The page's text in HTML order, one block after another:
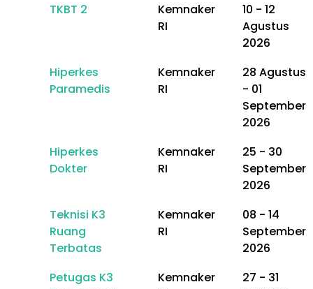
TKBT 2
Kemnaker
RI
10 - 12
Agustus
2026
Hiperkes
Paramedis
Kemnaker
RI
28 Agustus
- 01
September
2026
Hiperkes
Dokter
Kemnaker
RI
25 - 30
September
2026
Teknisi K3
Ruang
Terbatas
Kemnaker
RI
08 - 14
September
2026
Petugas K3
Kemnaker
27 - 31